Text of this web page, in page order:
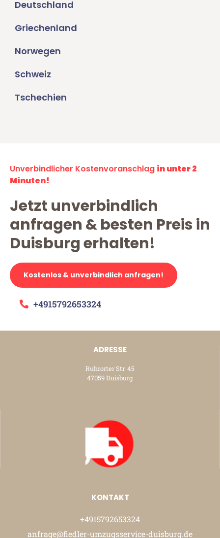
Deutschland
Griechenland
Norwegen
Schweiz
Tschechien
Unverbindlicher Kostenvoranschlag in unter 2
Minuten!
Jetzt unverbindlich
anfragen & besten Preis in
Duisburg erhalten!
Kostenlos & unverbindlich anfragen!
+4915792653324
ADRESSE
Ruhrorter Str. 45
47059 Duisburg
KONTAKT
+4915792653324
anfrage@fiedler-umzugsservice-duisburg.de